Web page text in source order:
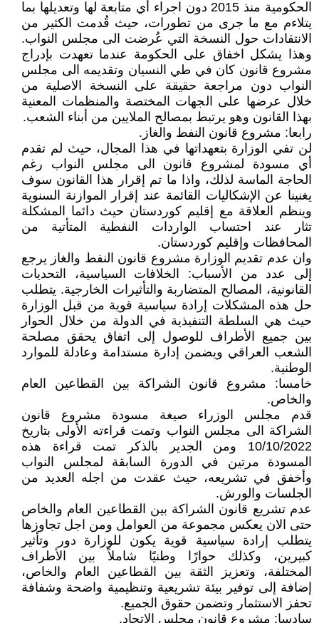
الحكومية منذ 2015 دون اجراء أي متابعة لها وتعديلها بما
يتلاءم مع ما جرى من تطورات، حيث قُدمت الكثير من
الانتقادات حول النسخة التي عُرضت الى مجلس النواب.
وهذا يشكل اخفاق على الحكومة عندما تعهدت بإدراج
مشروع قانون كان في طي النسيان وتقديمه الى مجلس
النواب دون مراجعة حقيقة على النسخة الاصلية من
خلال عرضها على الجهات المختصة والمنظمات المعنية
بهذا القانون وهو يرتبط بمصالح الملايين من أبناء الشعب.
رابعا: مشروع قانون النفط والغاز.
لن تفي الوزارة بتعهداتها في هذا المجال، حيث لم تقدم
أي مسودة لمشروع قانون الى مجلس النواب رغم
الحاجة الماسة لذلك، واذا ما تم إقرار هذا القانون سوف
يغنينا عن الإشكاليات القائمة عند إقرار الموازنة السنوية
وينظم العلاقة مع إقليم كوردستان حيث دائما المشكلة
تثار عند احتساب الواردات النفطية المتأتية من
المحافظات وإقليم كوردستان.
وان عدم تقديم الوزارة مشروع قانون النفط والغاز يرجع
إلى عدد من الأسباب: الخلافات السياسية، التحديات
القانونية، المصالح المتضاربة والتأثيرات الخارجية. يتطلب
حل هذه المشكلات إرادة سياسية قوية من قبل الوزارة
حيث هي السلطة التنفيذية في الدولة من خلال الحوار
بين جميع الأطراف للوصول إلى اتفاق يحقق مصلحة
الشعب العراقي ويضمن إدارة مستدامة وعادلة للموارد
الوطنية.
خامسا: مشروع قانون الشراكة بين القطاعين العام
والخاص.
قدم مجلس الوزراء صيغة مسودة مشروع قانون
الشراكة الى مجلس النواب وتمت قراءته الأولى بتاريخ
10/10/2022 ومن الجدير بالذكر تمت قراءة هذه
المسودة مرتين في الدورة السابقة لمجلس النواب
وأخفق في تشريعه، حيث عقدت من اجله العديد من
الجلسات والورش.
عدم تشريع قانون الشراكة بين القطاعين العام والخاص
حتى الان يعكس مجموعة من العوامل ومن اجل تجاوزها
يتطلب إرادة سياسية قوية يكون للوزارة دور وتأثير
كبيرين، وكذلك حوارًا وطنيًا شاملاً بين الأطراف
المختلفة، وتعزيز الثقة بين القطاعين العام والخاص،
إضافة إلى توفير بيئة تشريعية وتنظيمية واضحة وشفافة
تحفز الاستثمار وتضمن حقوق الجميع.
سادسا: مشروع قانون مجلس الاتحاد.